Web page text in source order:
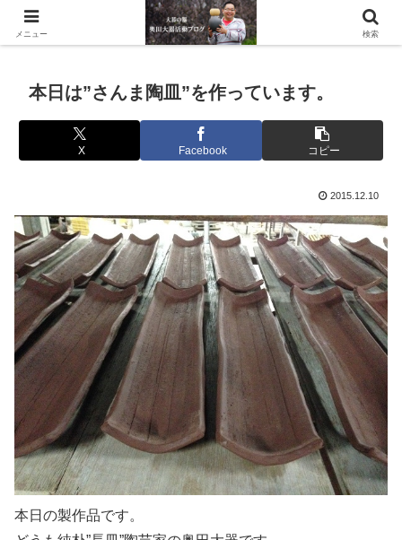
滋賀県の信楽で水琴窟や水鉢などの陶器を作っています。
本日は”さんま陶皿”を作っています。
X Facebook コピー
2015.12.10
本日の製作品です。
メニュー 検索